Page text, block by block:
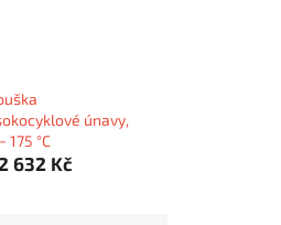
únavy,
175 °C
632 Kč